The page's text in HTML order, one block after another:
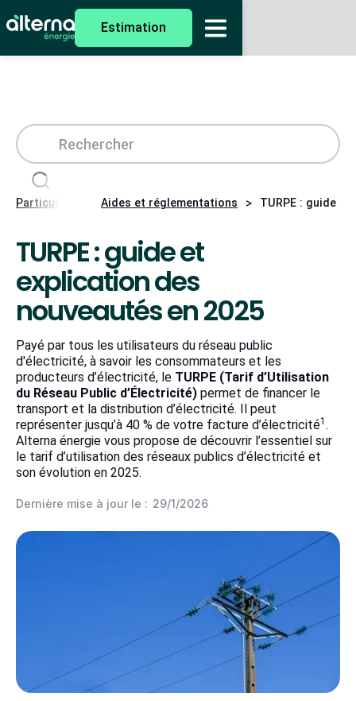
Estimation
Particuliers Aides et réglementations > TURPE : guide
TURPE : guide et
explication des
nouveautés en 2025
Payé par tous les utilisateurs du réseau public
d'électricité, à savoir les consommateurs et les
producteurs d’électricité, le TURPE (Tarif d’Utilisation
du Réseau Public d’Électricité) permet de financer le
transport et la distribution d’électricité. Il peut
représenter jusqu’à 40 % de votre facture d’électricité1 .
Alterna énergie vous propose de découvrir l’essentiel sur
le tarif d’utilisation des réseaux publics d’électricité et
son évolution en 2025.
Dernière mise à jour le : 29/1/2026